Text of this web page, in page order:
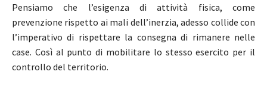
Pensiamo che l’esigenza di attività fisica, come
prevenzione rispetto ai mali dell’inerzia, adesso collide con
l’imperativo di rispettare la consegna di rimanere nelle
case. Così al punto di mobilitare lo stesso esercito per il
controllo del territorio.